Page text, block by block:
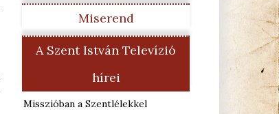
Miserend
A Szent István Televízió
hírei
Misszióban a Szentlélekkel